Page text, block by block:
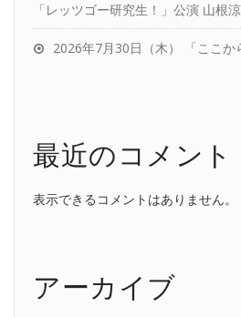
「レッツゴー研究生！」公演 山根
2026年7月30日（木） 「ここか
最近のコメント
表示できるコメントはありません。
アーカイブ